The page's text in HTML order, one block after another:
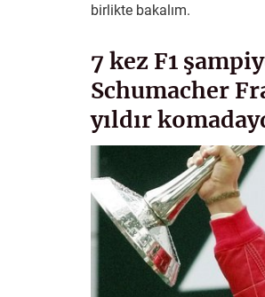
birlikte bakalım.
7 kez F1
Schumacher
yıldır